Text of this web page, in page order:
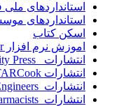
استانداردهای
استانداردهای
اسکن کتاب
اموزش نرم افزار Blender
انتشارات Princeton University Press
انتشارات ‎ 5STARCook
انتشارات Amer Society of Civil Engineers
انتشارات American Pharmacists